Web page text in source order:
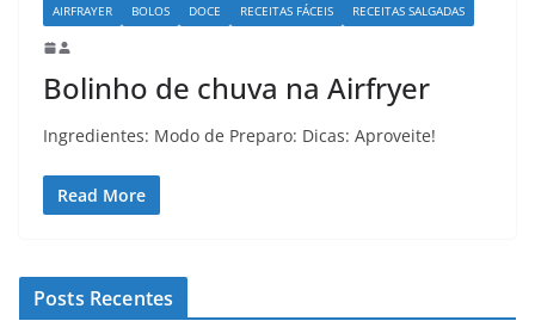
AIRFRAYER BOLOS DOCE RECEITAS FÁCEIS RECEITAS SALGADAS
Bolinho de chuva na Airfryer
Ingredientes: Modo de Preparo: Dicas: Aproveite!
Read More
Posts Recentes